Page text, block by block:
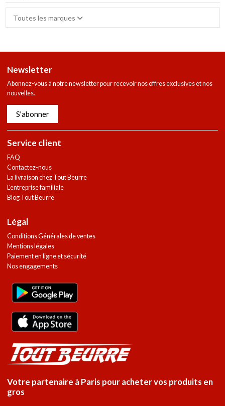
Toutes les marques
Newsletter
Abonnez-vous à notre newsletter pour recevoir nos offres exclusives et nos
nouvelles.
S'abonner
Service client
FAQ
Contactez-nous
La livraison chez Tout Beurre
L'entreprise familiale
Blog Tout Beurre
Légal
Conditions Générales de ventes
Mentions légales
Paiement en ligne et sécurité
Nos engagements
Votre partenaire à Paris pour acheter vos produits en
gros